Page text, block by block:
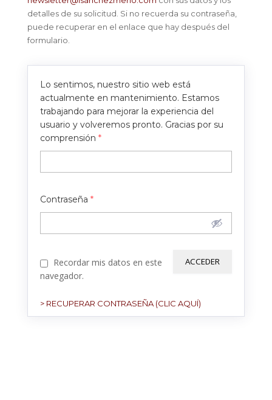
detalles de su solicitud. Si no recuerda su contraseña,
puede recuperar en el enlace que hay después del
formulario.
Lo sentimos, nuestro sitio web está
actualmente en mantenimiento. Estamos
trabajando para mejorar la experiencia del
usuario y volveremos pronto. Gracias por su
comprensión *
Contraseña *
Recordar mis datos en este
navegador.
> RECUPERAR CONTRASEÑA (CLIC AQUÍ)